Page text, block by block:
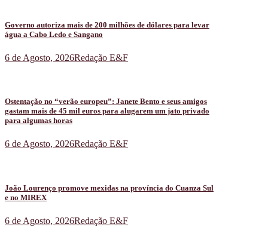
Governo autoriza mais de 200 milhões de dólares para levar
água a Cabo Ledo e Sangano
6 de Agosto, 2026Redação E&F
Ostentação no “verão europeu”: Janete Bento e seus amigos
gastam mais de 45 mil euros para alugarem um jato privado
para algumas horas
6 de Agosto, 2026Redação E&F
João Lourenço promove mexidas na província do Cuanza Sul
e no MIREX
6 de Agosto, 2026Redação E&F